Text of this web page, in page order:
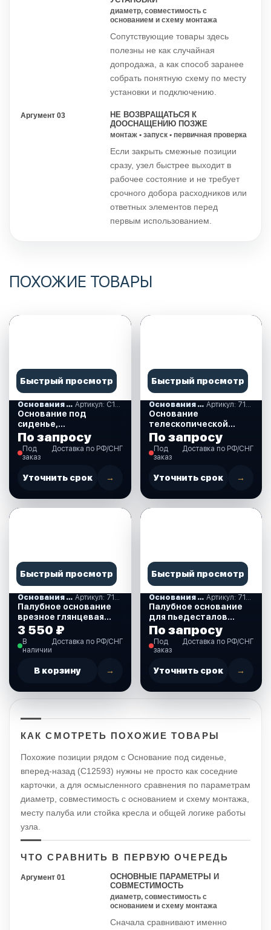
диаметр, совместимость с
основанием и схему монтажа
Сопутствующие товары здесь
полезны не как случайная
допродажа, а как способ заранее
собрать понятную схему по месту
установки и подключению.
Аргумент 03
НЕ ВОЗВРАЩАТЬСЯ К
ДООСНАЩЕНИЮ ПОЗЖЕ
монтаж • запуск • первичная проверка
Если закрыть смежные позиции
сразу, узел быстрее выходит в
рабочее состояние и не требует
срочного добора расходников или
ответных элементов перед
первым использованием.
ПОХОЖИЕ ТОВАРЫ
Быстрый просмотр
Основания под сиденья Артикул: C12563
Основание под
сиденье,
вращающееся,
нержавеющее
(C12563)
По запросу
Под
заказ
Доставка по РФ/СНГ
Уточнить срок →
Быстрый просмотр
Основания под сиденья Артикул: 710193
Основание
телескопической
стойки столешн.
(710193)
По запросу
Под
заказ
Доставка по РФ/СНГ
Уточнить срок →
Быстрый просмотр
Основания под сиденья Артикул: 710284
Палубное основание
врезное глянцевая
отделка (710284)
3 550 ₽
В
наличии
Доставка по РФ/СНГ
В корзину →
Быстрый просмотр
Основания под сиденья Артикул: 710277
Палубное основание
для пьедесталов
PLUG-IN врезное,
диаметр 223 мм.
(710277)
По запросу
Под
заказ
Доставка по РФ/СНГ
Уточнить срок →
КАК СМОТРЕТЬ ПОХОЖИЕ ТОВАРЫ
Похожие позиции рядом с Основание под сиденье,
вперед-назад (C12593) нужны не просто как соседние
карточки, а для осмысленного сравнения по параметрам
диаметр, совместимость с основанием и схему монтажа,
месту палуба или стойка кресла и общей логике работы
узла.
ЧТО СРАВНИТЬ В ПЕРВУЮ ОЧЕРЕДЬ
Аргумент 01
ОСНОВНЫЕ ПАРАМЕТРЫ И
СОВМЕСТИМОСТЬ
диаметр, совместимость с
основанием и схему монтажа
Сначала сравнивают именно